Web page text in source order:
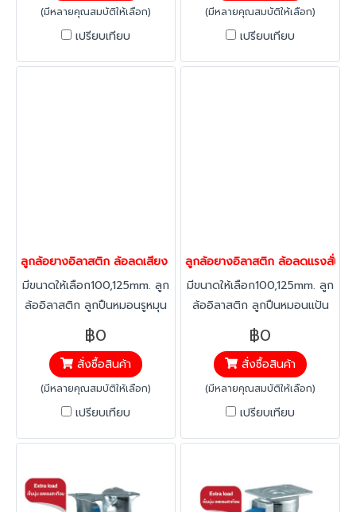
อุณหภูมิ -20 องศาถึง +60
องศา
(มีหลายคุณสมบัติให้เลือก)
เปรียบเทียบ
อุณหภูมิ -20 องศาถึง +60
องศา
(มีหลายคุณสมบัติให้เลือก)
เปรียบเทียบ
ลูกล้อยางอิลาสติก ล้อลดเสียง ล้อลดแรงสั่นสะเทือน ล้อไม่ทำพื้นเป็น
มีขนาดให้เลือก100,125mm. ลูก
ล้ออิลาสติก ลูกปืนหมอนรูหมุน
ยางอิลาสติก ทนทาน ต่อสาร
คลอลีน ลดแรงสะเทือน ได้
มากกว่าทั่วไป ทนทานต่อ
อุณหภูมิ -20 องศาถึง +60
องศา
฿0
สั่งซื้อสินค้า
(มีหลายคุณสมบัติให้เลือก)
เปรียบเทียบ
ลูกล้อยางอิลาสติก ล้อลดแรงสั่นสะ
มีขนาดให้เลือก100,125mm. ลูก
ล้ออิลาสติก ลูกปืนหมอนแป้น
เบรก ยางอิลาสติก ทนทาน ต่อ
สารคลอลีน ลดแรงสะเทือน ได้
มากกว่าทั่วไป ทนทานต่อ
อุณหภูมิ -20 องศาถึง +60
องศา
฿0
สั่งซื้อสินค้า
(มีหลายคุณสมบัติให้เลือก)
เปรียบเทียบ